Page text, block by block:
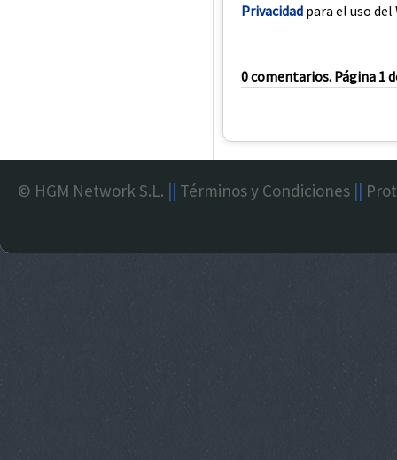
Privacidad para el uso del
0 comentarios. Página 1
© HGM Network S.L. || Términos y Condiciones ||